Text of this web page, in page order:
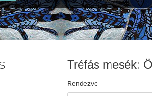
Tréfás mesék:
Rendezve